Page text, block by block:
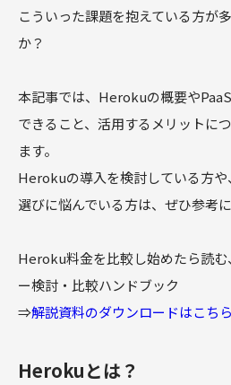
こういった課題を抱えている方が
か？
本記事では、Herokuの概要や
できること、活用するメリットに
ます。
Herokuの導入を検討している方
選びに悩んでいる方は、ぜひ参考
Heroku料金を比較し始めたら読
ー検討・比較ハンドブック
⇒解説資料のダウンロードはこち
Herokuとは？